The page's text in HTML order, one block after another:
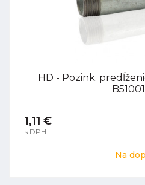
HD - Pozink.
1,11 €
s DPH
Na